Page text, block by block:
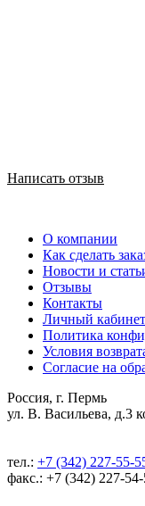
Написать отзыв
О компании
Как сделать
Новости и
Отзывы
Контакты
Личный кабинет
Политика
Условия
Согласие на
Россия, г. Пермь
ул. В. Васильева, д.3
тел.: +7 (342) 227-55-
факс.: +7 (342) 227-